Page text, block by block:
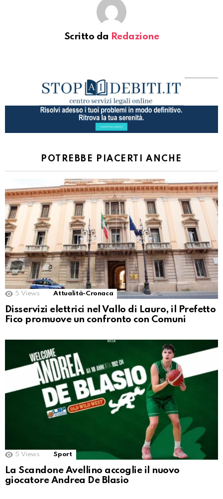
Scritto da Redazione
POTREBBE PIACERTI ANCHE
5 Views Attualità-Cronaca
Disservizi elettrici nel Vallo di Lauro, il Prefetto
Fico promuove un confronto con Comuni
5 Views Sport
La Scandone Avellino accoglie il nuovo
giocatore Andrea De Blasio